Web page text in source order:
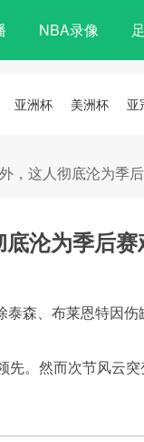
NBA录像
亚洲杯 美洲杯 亚
，这人彻底沦为季
沦为季后赛
森、布莱恩特因伤
先。然而次节风云